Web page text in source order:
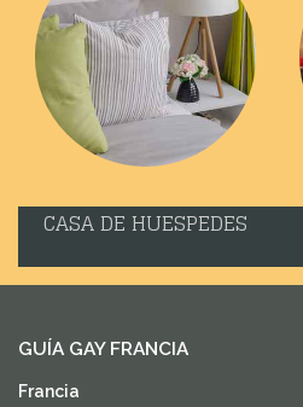
CASA DE HUESPEDES
GUÍA GAY FRANCIA
Francia